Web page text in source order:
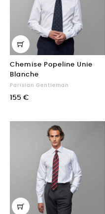
Chemise Popeline Unie
Blanche
Parisian Gentleman
155 €